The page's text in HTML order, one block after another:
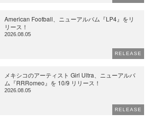
American Football、ニューアルバム『LP4』をリ
リース！
2026.08.05
RELEASE
メキシコのアーティスト Girl Ultra、ニューアルバ
ム『RRRomeo』を 10/9 リリース！
2026.08.05
RELEASE